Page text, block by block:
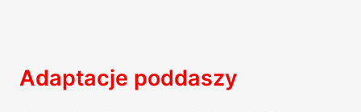
Adaptacje poddaszy